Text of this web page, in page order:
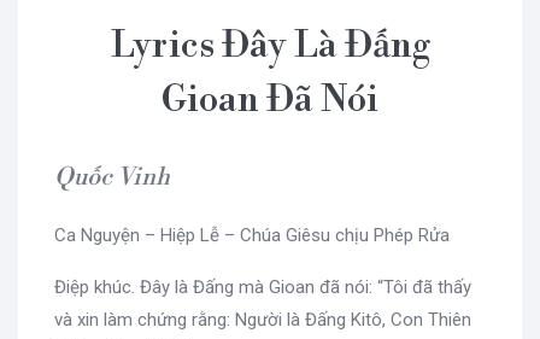
Lyrics Đây Là Đấng
Gioan Đã Nói
Quốc Vinh
Ca Nguyện – Hiệp Lễ – Chúa Giêsu chịu Phép Rửa
Điệp khúc. Đây là Đấng mà Gioan đã nói: “Tôi đã thấy
và xin làm chứng rằng: Người là Đấng Kitô, Con Thiên